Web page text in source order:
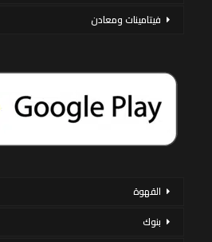
فيتامينات ومعادن
القهوة
بنوك